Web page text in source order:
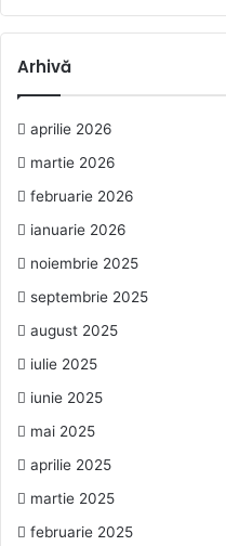
Arhivă
aprilie 2026
martie 2026
februarie 2026
ianuarie 2026
noiembrie 2025
septembrie 2025
august 2025
iulie 2025
iunie 2025
mai 2025
aprilie 2025
martie 2025
februarie 2025